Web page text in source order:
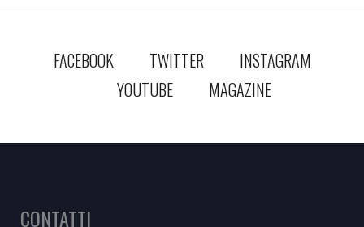
FACEBOOK TWITTER
INSTAGRAM
YOUTUBE
MAGAZINE
CONTATTI